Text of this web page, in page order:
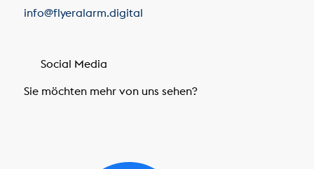
info@flyeralarm.digital
Social Media
Sie möchten mehr von uns sehen?